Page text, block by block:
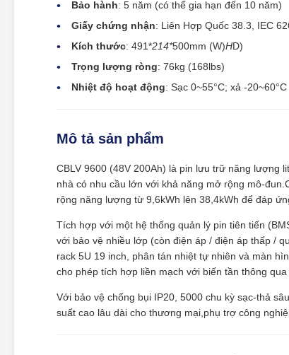
Bảo hành: 5 năm (có thể gia hạn đến 10 năm)
Giấy chứng nhận: Liên Hợp Quốc 38.3, IEC
Kích thước: 491*214*500mm (W)HD)
Trọng lượng ròng: 76kg (168lbs)
Nhiệt độ hoạt động: Sạc 0~55°C; xả -20~60°C
Mô tả sản phẩm
CBLV 9600 (48V 200Ah) là pin lưu trữ năng lượng
nhà có nhu cầu lớn với khả năng mở rộng mô-
rộng năng lượng từ 9,6kWh lên 38,4kWh để đáp
Tích hợp với một hệ thống quản lý pin tiên tiến
với bảo vệ nhiều lớp (còn điện áp / điện áp thấp /
rack 5U 19 inch, phân tán nhiệt tự nhiên và màn
cho phép tích hợp liền mạch với biến tần thông qua
Với bảo vệ chống bụi IP20, 5000 chu kỳ sạc-thả
suất cao lâu dài cho thương mại,phụ trợ công